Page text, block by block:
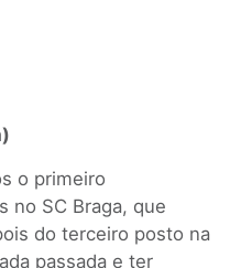
o primeiro
no SC Braga, que
do terceiro posto na
passada e ter